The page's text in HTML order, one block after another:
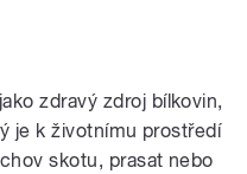
zdravý zdroj bílkovin,
je k životnímu prostředí
skotu, prasat nebo